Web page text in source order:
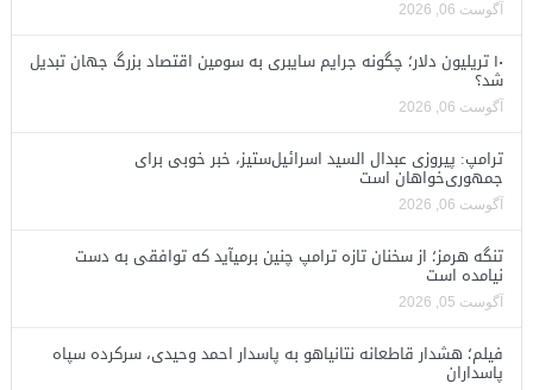
آگوست 06, 2026
۱۰ تریلیون دلار؛ چگونه جرایم سایبری به سومین اقتصاد بزرگ جهان تبدیل
شد؟
آگوست 06, 2026
ترامپ: پیروزی عبدال السید اسرائیل‌ستیز، خبر خوبی برای
جمهوری‌خواهان است
آگوست 06, 2026
تنگه هرمز؛ از سخنان تازه ترامپ چنین برمیآید که توافقی به دست
نیامده است
آگوست 05, 2026
فیلم؛ هشدار قاطعانه نتانیاهو به پاسدار احمد وحیدی، سرکرده سپاه
پاسداران